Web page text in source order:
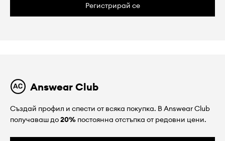
Регистрирай се
Answear Club
Създай профил и спести от всяка покупка. В Answear Club
получаваш до20% постоянна отстъпка от редовни цени.